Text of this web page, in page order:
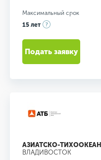
Максимальный срок
15 лет
Подать заявку
АЗИАТСКО-
ВЛАДИВОСТОК